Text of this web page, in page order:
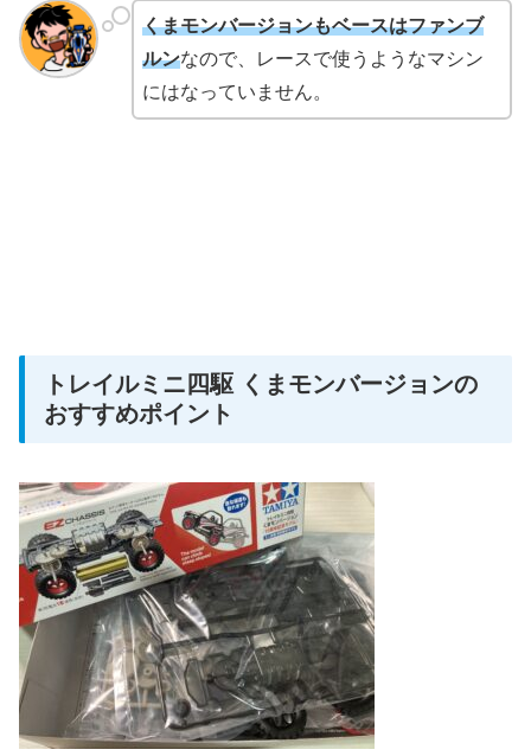
くまモンバージョンもベースはファンブ
ルンなので、レースで使うようなマシン
にはなっていません。
トレイルミニ四駆 くまモンバージョンの
おすすめポイント